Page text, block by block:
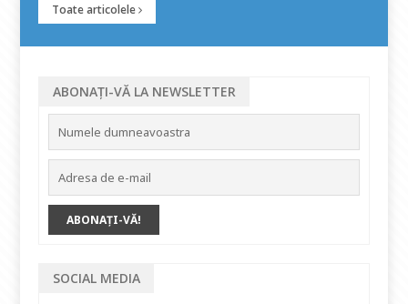
Toate articolele
ABONAȚI-VĂ LA NEWSLETTER
SOCIAL MEDIA